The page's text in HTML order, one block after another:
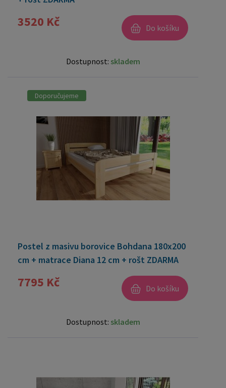
3520 Kč Do košíku
Dostupnost: skladem
Doporučujeme
Postel z masivu borovice Bohdana 180x200
cm + matrace Diana 12 cm + rošt ZDARMA
7795 Kč Do košíku
Dostupnost: skladem